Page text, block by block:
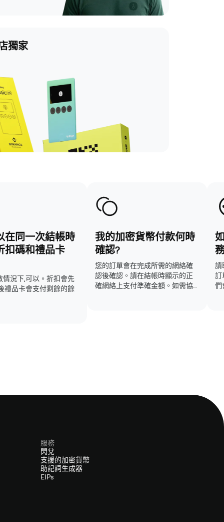
獨家
在同一次結帳時
扣碼和禮品卡
情況下,可以。折扣會先
禮品卡會支付剩餘的餘
我的加密貨幣付款何時
確認?
您的訂單會在完成所需的網絡確
認後確認。請在結帳時顯示的正
確網絡上支付準確金額。如需協
請
訂
們
服務
閃兌
支援的加密貨幣
助記詞生成器
EIPs